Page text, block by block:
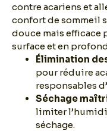
contre acariens et
confort de sommeil
douce mais efficace
surface et en
Élimination
pour réduire
responsables
Séchage
limiter
séchage.